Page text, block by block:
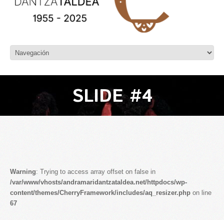
SLIDE #4
Warning: Trying to access array offset on false in
/var/www/vhosts/andramaridantzataldea.net/httpdocs/wp-
content/themes/CherryFramework/includes/aq_resizer.php on line
67